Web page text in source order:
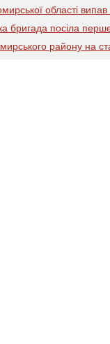
області
бригада посіла
району на